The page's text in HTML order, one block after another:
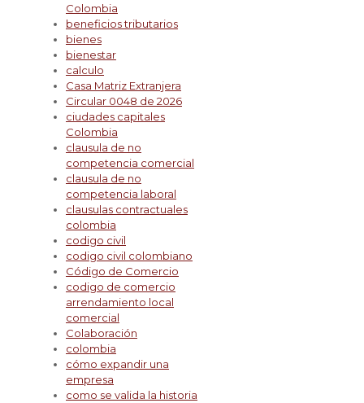
Colombia
beneficios tributarios
bienes
bienestar
calculo
Casa Matriz Extranjera
Circular 0048 de 2026
ciudades capitales
Colombia
clausula de no
competencia comercial
clausula de no
competencia laboral
clausulas contractuales
colombia
codigo civil
codigo civil colombiano
Código de Comercio
codigo de comercio
arrendamiento local
comercial
Colaboración
colombia
cómo expandir una
empresa
como se valida la historia